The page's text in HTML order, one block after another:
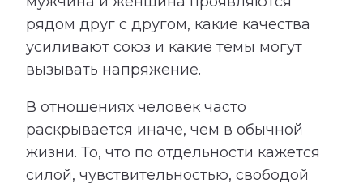
рядом друг с другом, какие качества
усиливают союз и какие темы могут
вызывать напряжение.
В отношениях человек часто
раскрывается иначе, чем в обычной
жизни. То, что по отдельности кажется
силой, чувствительностью, свободой